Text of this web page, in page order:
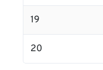
19
20